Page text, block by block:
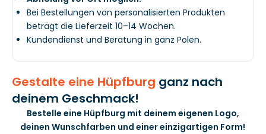
Bei Bestellungen von personalisierten Produkten
beträgt die Lieferzeit 10–14 Wochen.
Kundendienst und Beratung in ganz Polen.
Gestalte eine Hüpfburg ganz nach
deinem Geschmack!
Bestelle eine Hüpfburg mit deinem eigenen Logo,
deinen Wunschfarben und einer einzigartigen Form!